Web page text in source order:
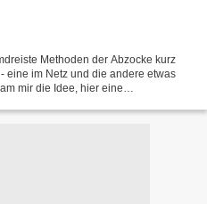
Methoden der Abzocke kurz
eine im Netz und die andere etwas
mir die Idee, hier eine